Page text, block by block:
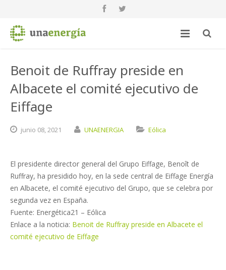
Benoit de Ruffray preside en
Albacete el comité ejecutivo de
Eiffage
junio 08,2021 UNAENERGIA Eólica
El presidente director general del Grupo Eiffage, Benoît de
Ruffray, ha presidido hoy, en la sede central de Eiffage Energía
en Albacete, el comité ejecutivo del Grupo, que se celebra por
segunda vez en España.
Fuente: Energética21 – Eólica
Enlace a la noticia: Benoit de Ruffray preside en Albacete el
comité ejecutivo de Eiffage